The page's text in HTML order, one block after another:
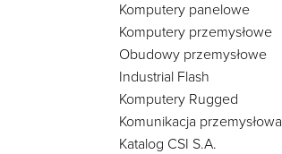
Komputery panelowe
Komputery przemysłowe
Obudowy przemysłowe
Industrial Flash
Komputery Rugged
Komunikacja przemysłowa
Katalog CSI S.A.